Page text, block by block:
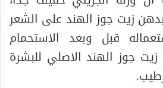
زيت جوز الهند على الشعر
قبل وبعد الاستحمام
جوز الهند الاصلي للبشرة